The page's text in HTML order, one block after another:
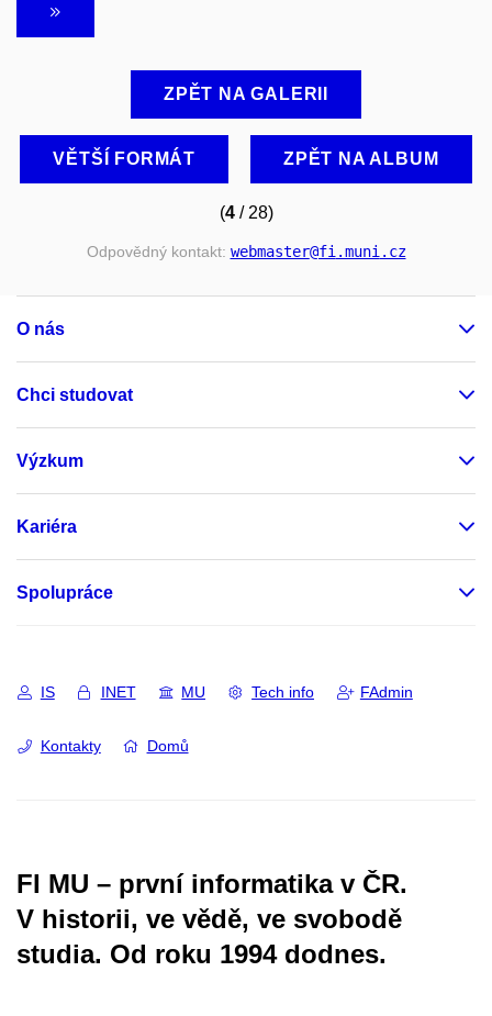
ZPĚT NA GALERII
VĚTŠÍ FORMÁT ZPĚT NA ALBUM
(4/ 28)
Odpovědný kontakt: webmaster@fi.muni.cz
O nás
Chci studovat
Výzkum
Kariéra
Spolupráce
IS INET MU Tech info FAdmin
Kontakty Domů
FI MU – první informatika v ČR.
V historii, ve vědě, ve svobodě
studia. Od roku 1994 dodnes.